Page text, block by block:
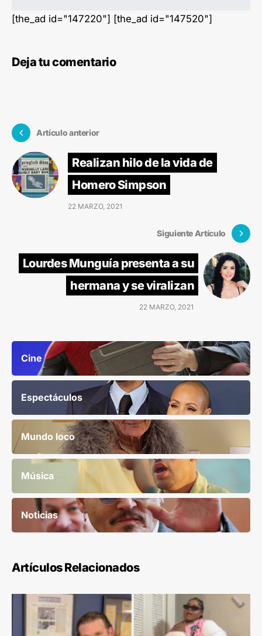
[the_ad id="147220"] [the_ad id="147520"]
Deja tu comentario
Artículo anterior
Realizan hilo de la vida de
Homero Simpson
22 MARZO, 2021
Siguiente Artículo
Lourdes Munguía presenta a su
hermana y se viralizan
22 MARZO, 2021
Cine
Espectáculos
Mundo loco
Música
Noticias
Artículos Relacionados